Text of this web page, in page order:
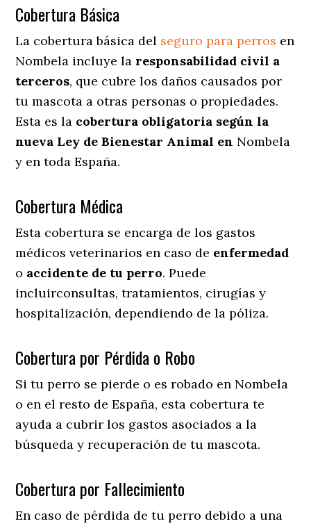
Cobertura Básica
La cobertura básica del seguro para perros en
Nombela incluye la responsabilidad civil a
terceros, que cubre los daños causados por
tu mascota a otras personas o propiedades.
Esta es la cobertura obligatoria según la
nueva Ley de Bienestar Animal en Nombela
y en toda España.
Cobertura Médica
Esta cobertura se encarga de los gastos
médicos veterinarios en caso de enfermedad
o accidente de tu perro. Puede
incluirconsultas, tratamientos, cirugías y
hospitalización, dependiendo de la póliza.
Cobertura por Pérdida o Robo
Si tu perro se pierde o es robado en Nombela
o en el resto de España, esta cobertura te
ayuda a cubrir los gastos asociados a la
búsqueda y recuperación de tu mascota.
Cobertura por Fallecimiento
En caso de pérdida de tu perro debido a una